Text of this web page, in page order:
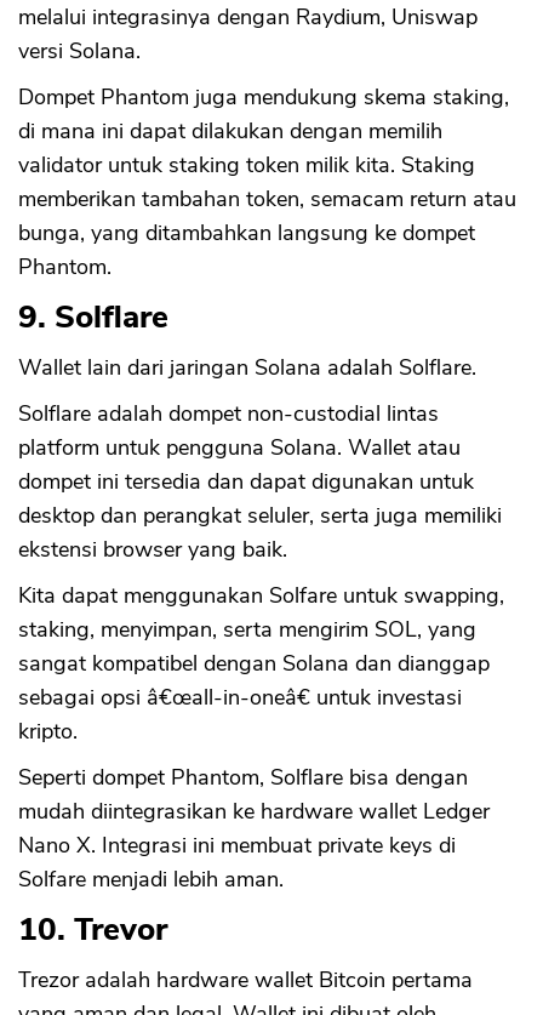
melalui integrasinya dengan Raydium, Uniswap
versi Solana.
Dompet Phantom juga mendukung skema staking,
di mana ini dapat dilakukan dengan memilih
validator untuk staking token milik kita. Staking
memberikan tambahan token, semacam return atau
bunga, yang ditambahkan langsung ke dompet
Phantom.
9. Solflare
Wallet lain dari jaringan Solana adalah Solflare.
Solflare adalah dompet non-custodial lintas
platform untuk pengguna Solana. Wallet atau
dompet ini tersedia dan dapat digunakan untuk
desktop dan perangkat seluler, serta juga memiliki
ekstensi browser yang baik.
Kita dapat menggunakan Solfare untuk swapping,
staking, menyimpan, serta mengirim SOL, yang
sangat kompatibel dengan Solana dan dianggap
sebagai opsi â€œall-in-oneâ€ untuk investasi
kripto.
Seperti dompet Phantom, Solflare bisa dengan
mudah diintegrasikan ke hardware wallet Ledger
Nano X. Integrasi ini membuat private keys di
Solfare menjadi lebih aman.
10. Trevor
Trezor adalah hardware wallet Bitcoin pertama